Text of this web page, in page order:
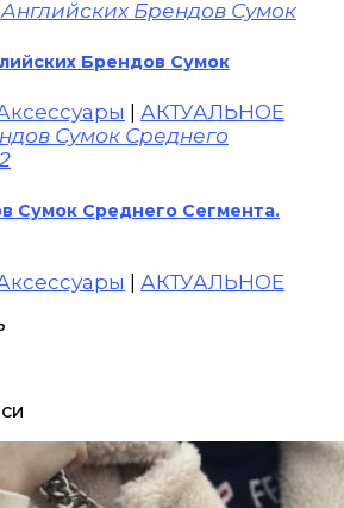
Брендов Сумок
АКТУАЛЬНОЕ
Сумок Среднего Сегмента.
АКТУАЛЬНОЕ